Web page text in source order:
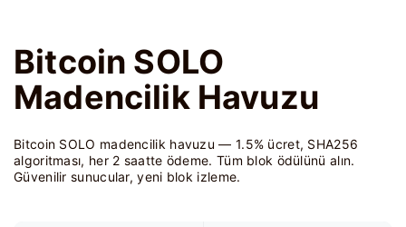
Bitcoin SOLO
Madencilik Havuzu
Bitcoin SOLO madencilik havuzu — 1.5% ücret, SHA256
algoritması, her 2 saatte ödeme. Tüm blok ödülünü alın.
Güvenilir sunucular, yeni blok izleme.